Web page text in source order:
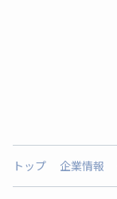
トップ 企業情報